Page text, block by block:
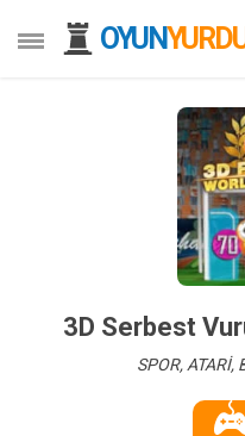
OYUN
3D Serbest
SPOR, ATARİ,